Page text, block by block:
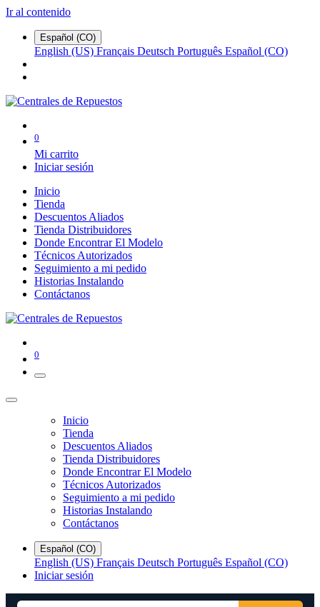
Ir al contenido
Español (CO)
English (US) Français Deutsch Português Español (CO)
0
Mi carrito
Iniciar sesión
Inicio
Tienda
Descuentos Aliados
Tienda Distribuidores
Donde Encontrar El Modelo
Técnicos Autorizados
Seguimiento a mi pedido
Historias Instalando
Contáctanos
0
Inicio
Tienda
Descuentos Aliados
Tienda Distribuidores
Donde Encontrar El Modelo
Técnicos Autorizados
Seguimiento a mi pedido
Historias Instalando
Contáctanos
Español (CO)
English (US) Français Deutsch Português Español (CO)
Iniciar sesión